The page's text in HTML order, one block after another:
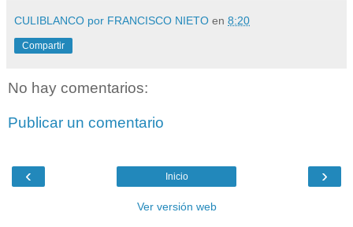
CULIBLANCO por FRANCISCO NIETO en 8:20
Compartir
No hay comentarios:
Publicar un comentario
‹ ›
Inicio
Ver versión web